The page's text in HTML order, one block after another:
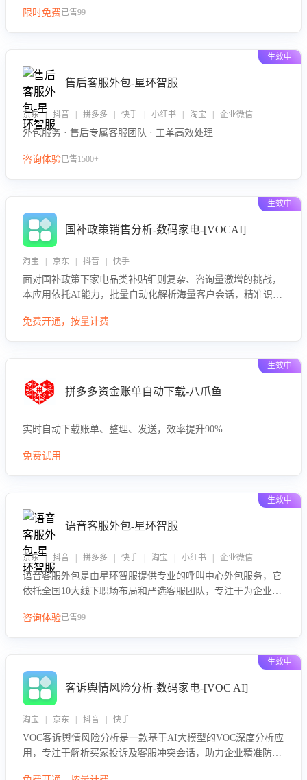
限时免费已售99+
生效中
售后客服外包-星环智服
京东 | 抖音 | 拼多多 | 快手 | 小红书 | 淘宝 | 企业微信
外包服务 · 售后专属客服团队 · 工单高效处理
咨询体验已售1500+
生效中
国补政策销售分析-数码家电-[VOCAI]
淘宝 | 京东 | 抖音 | 快手
面对国补政策下家电品类补贴细则复杂、咨询量激增的挑战，
本应用依托AI能力，批量自动化解析海量客户会话，精准识别
向，深度洞察决策动因。同时全面评估客服团队政策解读准确
免费开通，按量计费
生效中
拼多多资金账单自动下载-八爪鱼
实时自动下载账单、整理、发送，效率提升90%
免费试用
生效中
语音客服外包-星环智服
京东 | 抖音 | 拼多多 | 快手 | 淘宝 | 小红书 | 企业微信
语音客服外包是由星环智服提供专业的呼叫中心外包服务，它
依托全国10大线下职场布局和严选客服团队，专注于为企业提
队和智能工具提升语音客服服务效率和质量，帮助企业实现降
咨询体验已售99+
生效中
客诉舆情风险分析-数码家电-[VOC AI]
淘宝 | 京东 | 抖音 | 快手
VOC客诉舆情风险分析是一款基于AI大模型的VOC深度分析应
用，专注于解析买家投诉及客服冲突会话，助力企业精准防控